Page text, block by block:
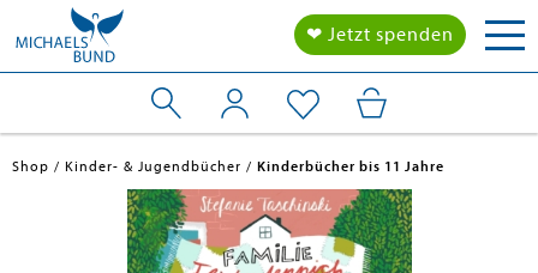
❤ Jetzt spenden
Shop Kinder- & Jugendbücher Kinderbücher bis 11 Jahre